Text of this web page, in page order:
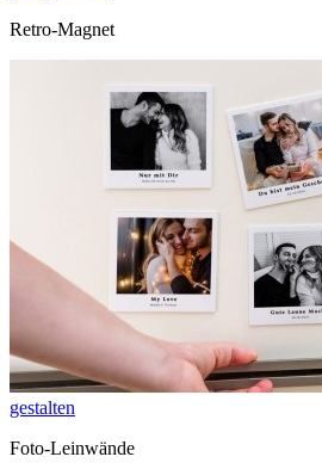
Retro-Magnet
gestalten
Foto-Leinwände